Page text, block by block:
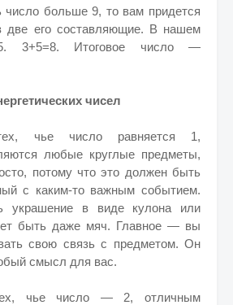
число больше 9, то вам придется
две его составляющие. В нашем
3+5=8. Итоговое число —
чисел
чье число равняется 1,
любые круглые предметы,
потому что это должен быть
с каким-то важным событием.
украшение в виде кулона или
быть даже мяч. Главное — вы
свою связь с предметом. Он
смысл для вас.
чье число — 2, отличным